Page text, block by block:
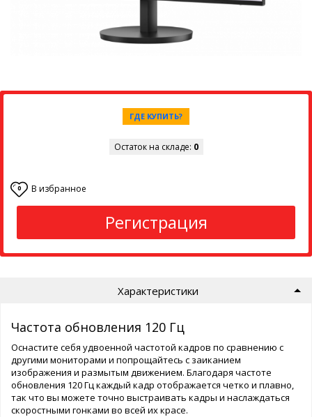
ГДЕ КУПИТЬ?
Остаток на складе: 0
0 В избранное
Регистрация
Характеристики
Частота обновления 120 Гц
Оснастите себя удвоенной частотой кадров по сравнению с
другими мониторами и попрощайтесь с заиканием
изображения и размытым движением. Благодаря частоте
обновления 120 Гц каждый кадр отображается четко и плавно,
так что вы можете точно выстраивать кадры и наслаждаться
скоростными гонками во всей их красе.